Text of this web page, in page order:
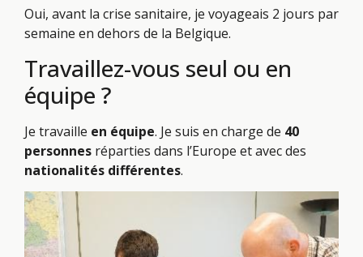
Oui, avant la crise sanitaire, je voyageais 2 jours par
semaine en dehors de la Belgique.
Travaillez-vous seul ou en
équipe ?
Je travaille en équipe. Je suis en charge de 40
personnes réparties dans l’Europe et avec des
nationalités différentes.